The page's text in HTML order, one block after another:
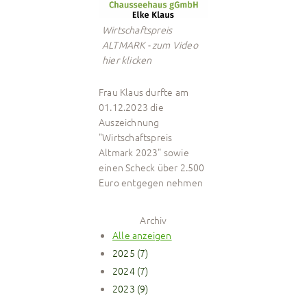
Wirtschaftspreis
ALTMARK - zum Video
hier klicken
Frau Klaus durfte am
01.12.2023 die
Auszeichnung
"Wirtschaftspreis
Altmark 2023" sowie
einen Scheck über 2.500
Euro entgegen nehmen
Archiv
Alle anzeigen
2025 (7)
2024 (7)
2023 (9)